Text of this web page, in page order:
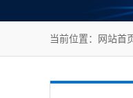
当前位置： 网站首